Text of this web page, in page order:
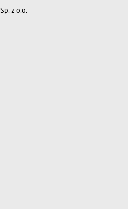
z o.o.